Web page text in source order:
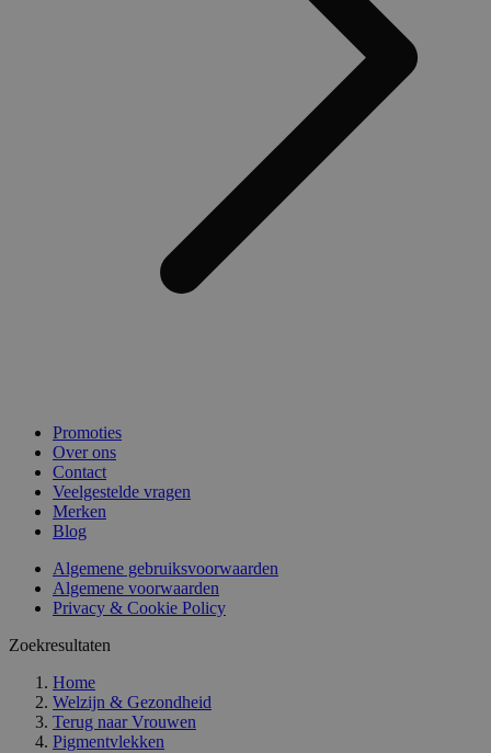
Promoties
Over ons
Contact
Veelgestelde vragen
Merken
Blog
Algemene gebruiksvoorwaarden
Algemene voorwaarden
Privacy & Cookie Policy
Zoekresultaten
Home
Welzijn & Gezondheid
Terug naar Vrouwen
Pigmentvlekken